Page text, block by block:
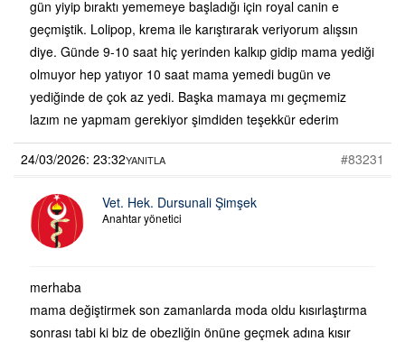
gün yiyip bıraktı yememeye başladığı için royal canin e
geçmiştik. Lolipop, krema ile karıştırarak veriyorum alışsın
diye. Günde 9-10 saat hiç yerinden kalkıp gidip mama yediği
olmuyor hep yatıyor 10 saat mama yemedi bugün ve
yediğinde de çok az yedi. Başka mamaya mı geçmemiz
lazım ne yapmam gerekiyor şimdiden teşekkür ederim
24/03/2026: 23:32 #83231
YANITLA
Vet. Hek. Dursunali Şimşek
Anahtar yönetici
merhaba
mama değiştirmek son zamanlarda moda oldu kısırlaştırma
sonrası tabi ki biz de obezliğin önüne geçmek adına kısır